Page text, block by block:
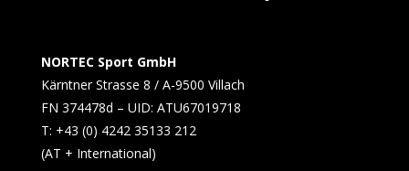
NORTEC Sport GmbH
Kärntner Strasse 8 / A-9500 Villach
FN 374478d – UID: ATU67019718
T: +43 (0) 4242 35133 212
(AT + International)